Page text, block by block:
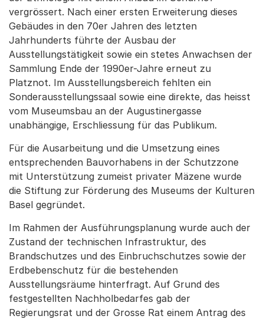
vergrössert. Nach einer ersten Erweiterung dieses
Gebäudes in den 70er Jahren des letzten
Jahrhunderts führte der Ausbau der
Ausstellungstätigkeit sowie ein stetes Anwachsen der
Sammlung Ende der 1990er-Jahre erneut zu
Platznot. Im Ausstellungsbereich fehlten ein
Sonderausstellungssaal sowie eine direkte, das heisst
vom Museumsbau an der Augustinergasse
unabhängige, Erschliessung für das Publikum.
Für die Ausarbeitung und die Umsetzung eines
entsprechenden Bauvorhabens in der Schutzzone
mit Unterstützung zumeist privater Mäzene wurde
die Stiftung zur Förderung des Museums der Kulturen
Basel gegründet.
Im Rahmen der Ausführungsplanung wurde auch der
Zustand der technischen Infrastruktur, des
Brandschutzes und des Einbruchschutzes sowie der
Erdbebenschutz für die bestehenden
Ausstellungsräume hinterfragt. Auf Grund des
festgestellten Nachholbedarfes gab der
Regierungsrat und der Grosse Rat einem Antrag des